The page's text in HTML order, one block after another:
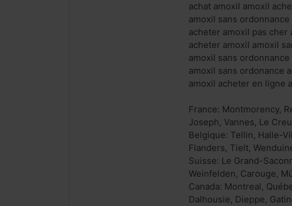
achat amoxil amoxil
amoxil sans
acheter amoxil pas cher
acheter amoxil amoxil
amoxil sans
amoxil sans ordonance
amoxil acheter en ligne
France: Montmorency,
Joseph, Vannes, Le
Belgique: Tellin, Halle-
Flanders, Tielt,
Suisse: Le Grand-
Weinfelden, Carouge,
Canada: Montreal,
Dalhousie, Dieppe,